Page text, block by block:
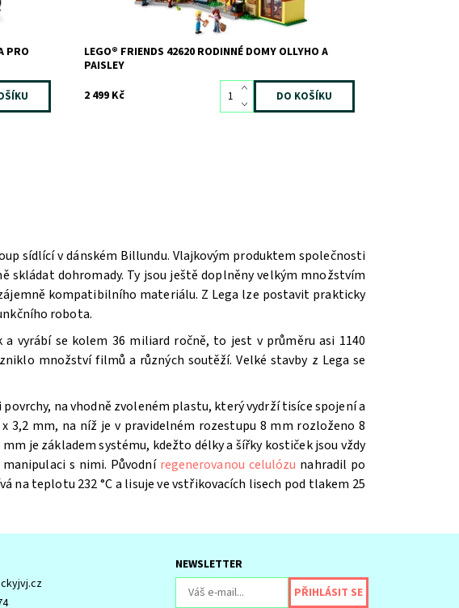
PRO
LEGO® FRIENDS 42620 RODINNÉ DOMY OLLYHO A
PAISLEY
2 499 Kč
sídlící v dánském Billundu. Vlajkovým produktem společnosti
skládat dohromady. Ty jsou ještě doplněny velkým množstvím
kompatibilního materiálu. Z Lega lze postavit prakticky
robota.
vyrábí se kolem 36 miliard ročně, to jest v průměru asi 1140
množství filmů a různých soutěží. Velké stavby z Lega se
na vhodně zvoleném plastu, který vydrží tisíce spojení a
3,2 mm, na níž je v pravidelném rozestupu 8 mm rozloženo 8
je základem systému, kdežto délky a šířky kostiček jsou vždy
s nimi. Původní regenerovanou celulózu nahradil po
na teplotu 232 °C a lisuje ve vstřikovacích lisech pod tlakem 25
NEWSLETTER